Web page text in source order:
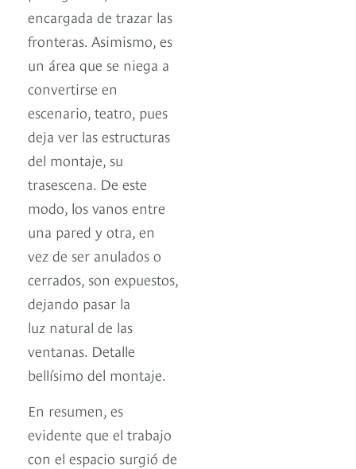
encargada de trazar las
fronteras. Asimismo, es
un área que se niega a
convertirse en
escenario, teatro, pues
deja ver las estructuras
del montaje, su
trasescena. De este
modo, los vanos entre
una pared y otra, en
vez de ser anulados o
cerrados, son expuestos,
dejando pasar la
luz natural de las
ventanas. Detalle
bellísimo del montaje.
En resumen, es
evidente que el trabajo
con el espacio surgió de